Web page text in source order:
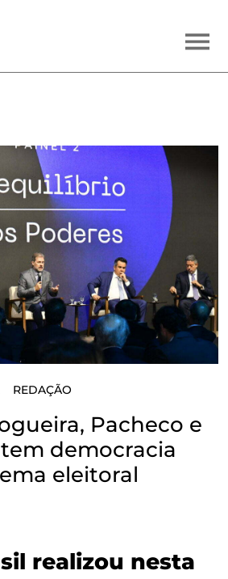
REDAÇÃO
Pacheco e
democracia
eleitoral
realizou nesta